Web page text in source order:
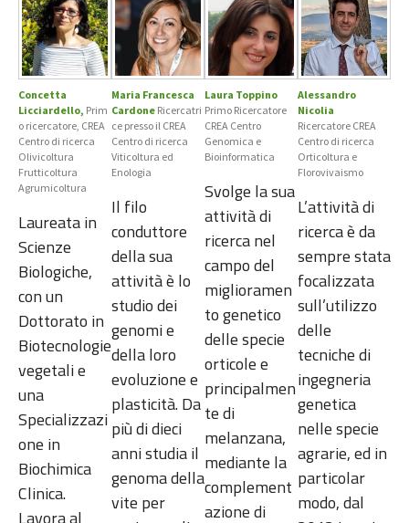
Concetta
Licciardello, Prim
o ricercatore, CREA
Centro di ricerca
Olivicoltura
Frutticoltura
Agrumicoltura
Laureata in
Scienze
Biologiche,
con un
Dottorato in
Biotecnologie
vegetali e
una
Specializzazi
one in
Biochimica
Clinica.
Maria Francesca
Cardone Ricercatri
ce presso il CREA
Centro di ricerca
Viticoltura ed
Enologia
Il filo
conduttore
della sua
attività è lo
studio dei
genomi e
della loro
evoluzione e
plasticità. Da
più di dieci
anni studia il
genoma della
vite per
Laura Toppino
Primo Ricercatore
CREA Centro
Genomica e
Bioinformatica
Svolge la sua
attività di
ricerca nel
campo del
miglioramen
to genetico
delle specie
orticole e
principalmen
te di
melanzana,
mediante la
complement
azione di
Alessandro
Nicolia
Ricercatore CREA
Centro di ricerca
Orticoltura e
Florovivaismo
L’attività di
ricerca è da
sempre stata
focalizzata
sull’utilizzo
delle
tecniche di
ingegneria
genetica
nelle specie
agrarie, ed in
particolar
modo, dal